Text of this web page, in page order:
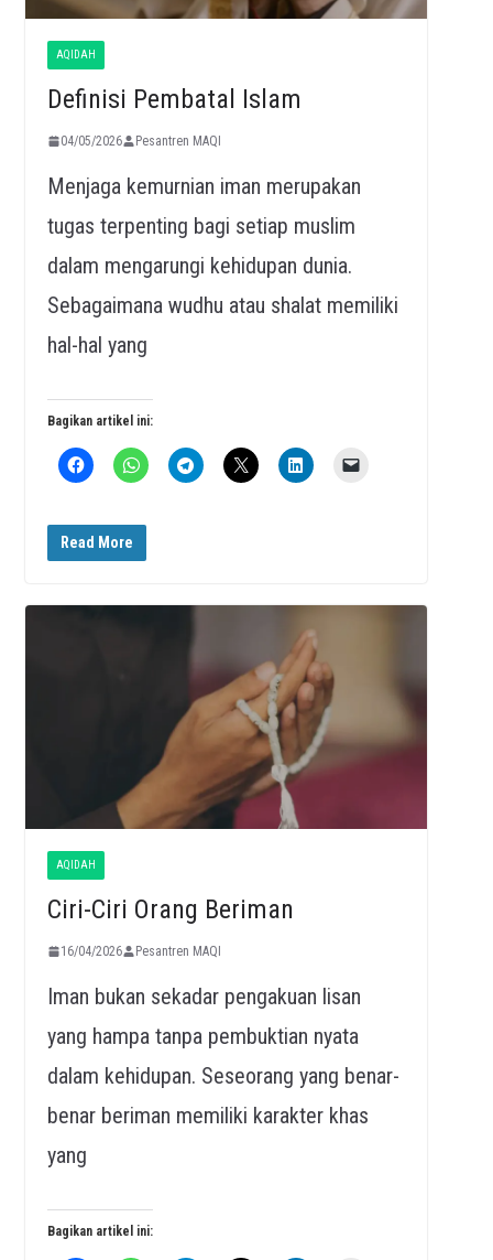
AQIDAH
Definisi Pembatal Islam
04/05/2026 Pesantren MAQI
Menjaga kemurnian iman merupakan
tugas terpenting bagi setiap muslim
dalam mengarungi kehidupan dunia.
Sebagaimana wudhu atau shalat memiliki
hal-hal yang
Bagikan artikel ini:
Read More
AQIDAH
Ciri-Ciri Orang Beriman
16/04/2026 Pesantren MAQI
Iman bukan sekadar pengakuan lisan
yang hampa tanpa pembuktian nyata
dalam kehidupan. Seseorang yang benar-
benar beriman memiliki karakter khas
yang
Bagikan artikel ini: